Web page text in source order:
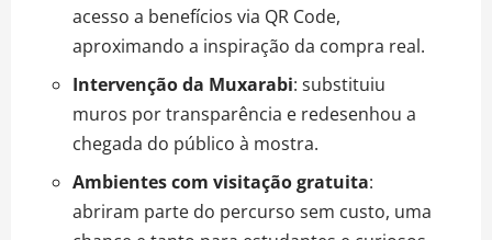
acesso a benefícios via QR Code,
aproximando a inspiração da compra real.
Intervenção da Muxarabi: substituiu
muros por transparência e redesenhou a
chegada do público à mostra.
Ambientes com visitação gratuita:
abriram parte do percurso sem custo, uma